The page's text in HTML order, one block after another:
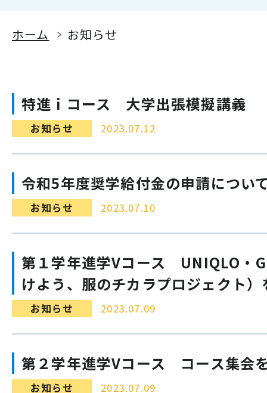
ホーム お知らせ
特進ｉコース 大学出張模擬講義
お知らせ 2023.07.12
令和5年度奨学給付金の申請につい
お知らせ 2023.07.10
第１学年進学Vコース UNIQLO・
けよう、服のチカラプロジェクト
お知らせ 2023.07.09
第２学年進学Vコース コース集会
お知らせ 2023.07.09